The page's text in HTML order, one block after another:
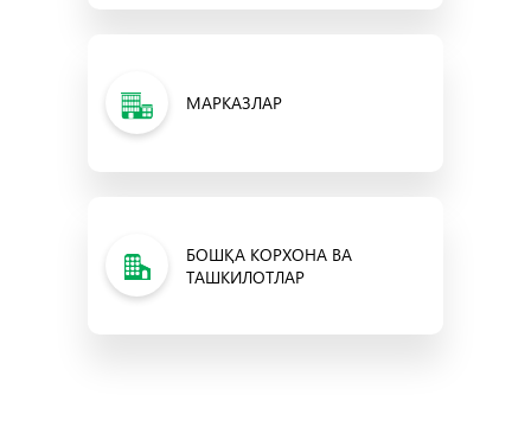
МАРКАЗЛАР
БОШҚА КОРХОНА ВА
ТАШКИЛОТЛАР